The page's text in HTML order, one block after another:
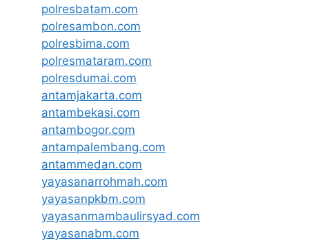
polresbatam.com
polresambon.com
polresbima.com
polresmataram.com
polresdumai.com
antamjakarta.com
antambekasi.com
antambogor.com
antampalembang.com
antammedan.com
yayasanarrohmah.com
yayasanpkbm.com
yayasanmambaulirsyad.com
yayasanabm.com